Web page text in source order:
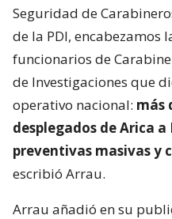
Seguridad de
de la PDI, encabezamos
funcionarios de
de Investigaciones que
operativo nacional: más
desplegados de Arica
preventivas masivas y
escribió Arrau.
Arrau añadió en su